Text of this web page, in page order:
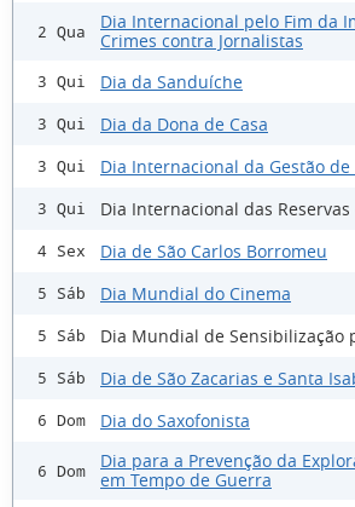
2 Qua
Dia Internacional pelo Fim da
Crimes contra Jornalistas
3 Qui Dia da Sanduíche
3 Qui Dia da Dona de Casa
3 Qui Dia Internacional da Gestão de
3 Qui Dia Internacional das
4 Sex Dia de São Carlos Borromeu
5 Sáb Dia Mundial do Cinema
5 Sáb Dia Mundial de Sensibilização
5 Sáb Dia de São Zacarias e Santa
6 Dom Dia do Saxofonista
6 Dom
Dia para a Prevenção da
em Tempo de Guerra